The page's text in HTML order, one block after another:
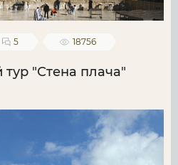
5 18756
"Стена плача"